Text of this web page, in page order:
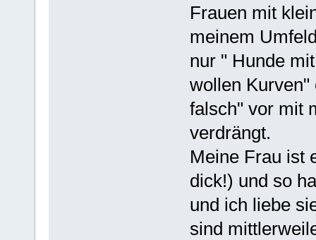
Frauen mit
meinem
nur " Hunde
wollen
falsch" vor mit
verdrängt.
Meine Frau ist
dick!) und so
und ich liebe
sind